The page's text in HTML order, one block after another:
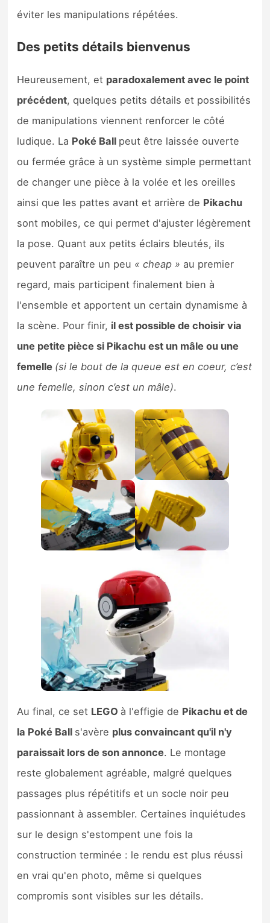
éviter les manipulations répétées.
Des petits détails bienvenus
Heureusement, et paradoxalement avec le point
précédent, quelques petits détails et possibilités
de manipulations viennent renforcer le côté
ludique. La Poké Ball peut être laissée ouverte
ou fermée grâce à un système simple permettant
de changer une pièce à la volée et les oreilles
ainsi que les pattes avant et arrière de Pikachu
sont mobiles, ce qui permet d'ajuster légèrement
la pose. Quant aux petits éclairs bleutés, ils
peuvent paraître un peu « cheap » au premier
regard, mais participent finalement bien à
l'ensemble et apportent un certain dynamisme à
la scène. Pour finir, il est possible de choisir via
une petite pièce si Pikachu est un mâle ou une
femelle (si le bout de la queue est en coeur, c’est
une femelle, sinon c’est un mâle).
Au final, ce set LEGO à l'effigie de Pikachu et de
la Poké Ball s'avère plus convaincant qu'il n'y
paraissait lors de son annonce. Le montage
reste globalement agréable, malgré quelques
passages plus répétitifs et un socle noir peu
passionnant à assembler. Certaines inquiétudes
sur le design s'estompent une fois la
construction terminée : le rendu est plus réussi
en vrai qu'en photo, même si quelques
compromis sont visibles sur les détails.